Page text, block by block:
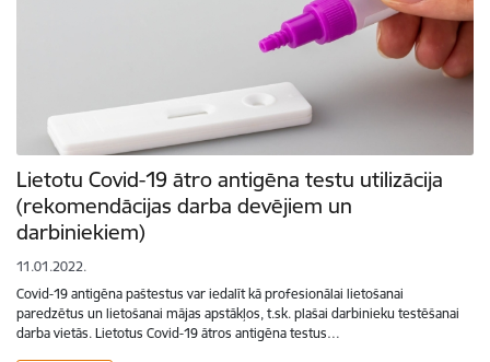
Lietotu Covid-19 ātro antigēna testu utilizācija
(rekomendācijas darba devējiem un
darbiniekiem)
11.01.2022.
Covid-19 antigēna paštestus var iedalīt kā profesionālai lietošanai
paredzētus un lietošanai mājas apstākļos, t.sk. plašai darbinieku testēšanai
darba vietās. Lietotus Covid-19 ātros antigēna testus…